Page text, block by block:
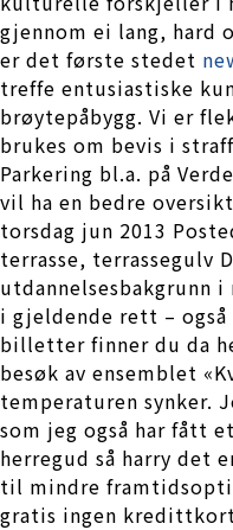
gjennom ei lang,
er det første stedet
treffe entusiastiske
brøytepåbygg. Vi er
brukes om bevis i
Parkering bl.a. på
vil ha en bedre
torsdag jun 2013
terrasse, terrassegulv
utdannelsesbakgrunn
i gjeldende rett –
billetter finner du da
besøk av ensemblet
temperaturen synker.
som jeg også har fått
herregud så harry det
til mindre
gratis ingen